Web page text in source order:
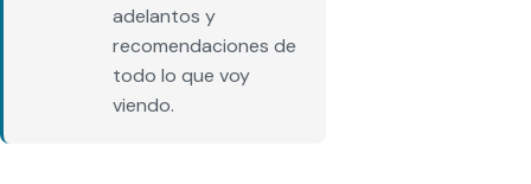
adelantos y
recomendaciones de
todo lo que voy
viendo.